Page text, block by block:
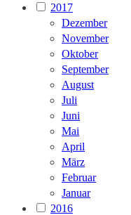
2017
Dezember
November
Oktober
September
August
Juli
Juni
Mai
April
März
Februar
Januar
2016